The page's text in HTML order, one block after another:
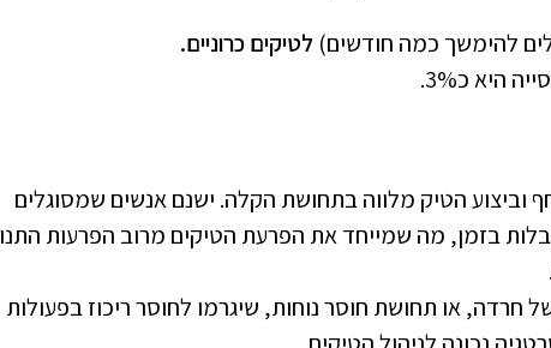
להימשך כמה חודשים) לטיקים כרוניים.
היא כ3%.
וביצוע הטיק מלווה בתחושת הקלה. ישנם אנשים שמסוגלים
בזמן, מה שמייחד את הפרעת הטיקים מרוב הפרעות
חרדה, או תחושת חוסר נוחות, שיגרמו לחוסר ריכוז בפעולות